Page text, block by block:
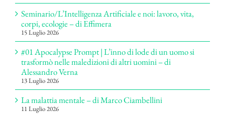
Seminario/L’Intelligenza Artificiale e noi: lavoro, vita,
corpi, ecologie – di Effimera
15 Luglio 2026
#01 Apocalypse Prompt | L’inno di lode di un uomo si
trasformò nelle maledizioni di altri uomini – di
Alessandro Verna
13 Luglio 2026
La malattia mentale – di Marco Ciambellini
11 Luglio 2026